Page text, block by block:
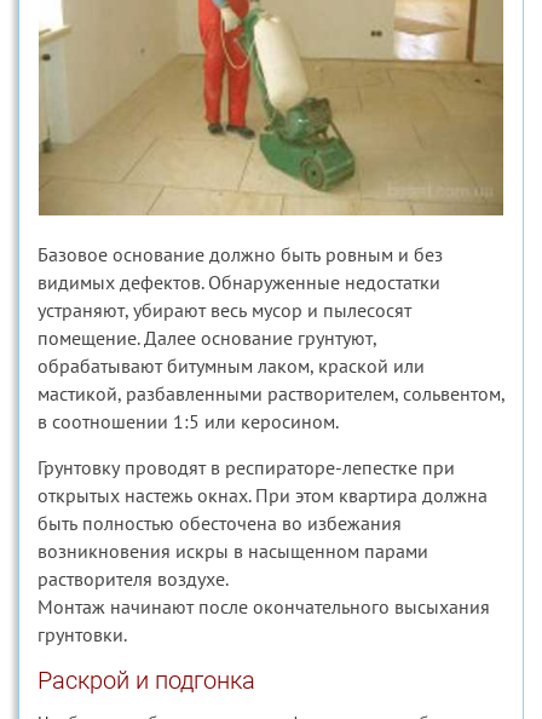
Базовое основание должно быть ровным и без
видимых дефектов. Обнаруженные недостатки
устраняют, убирают весь мусор и пылесосят
помещение. Далее основание грунтуют,
обрабатывают битумным лаком, краской или
мастикой, разбавленными растворителем, сольвентом,
в соотношении 1:5 или керосином.
Грунтовку проводят в респираторе-лепестке при
открытых настежь окнах. При этом квартира должна
быть полностью обесточена во избежания
возникновения искры в насыщенном парами
растворителя воздухе.
Монтаж начинают после окончательного высыхания
грунтовки.
Раскрой и подгонка